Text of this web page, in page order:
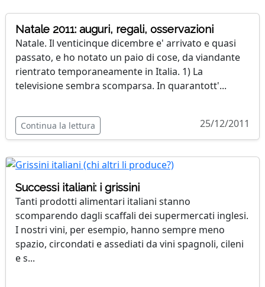
Natale 2011: auguri, regali, osservazioni
Natale. Il venticinque dicembre e' arrivato e quasi
passato, e ho notato un paio di cose, da viandante
rientrato temporaneamente in Italia. 1) La
televisione sembra scomparsa. In quarantott'...
Continua la lettura 25/12/2011
Successi italiani: i grissini
Tanti prodotti alimentari italiani stanno
scomparendo dagli scaffali dei supermercati inglesi.
I nostri vini, per esempio, hanno sempre meno
spazio, circondati e assediati da vini spagnoli, cileni
e s...